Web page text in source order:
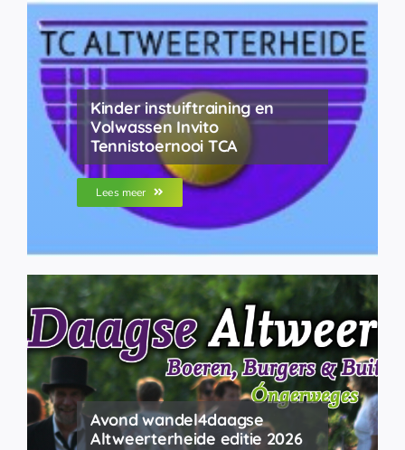
Kinder instuiftraining en
Volwassen Invito
Tennistoernooi TCA
Lees meer
Avond wandel4daagse
Altweerterheide editie 2026